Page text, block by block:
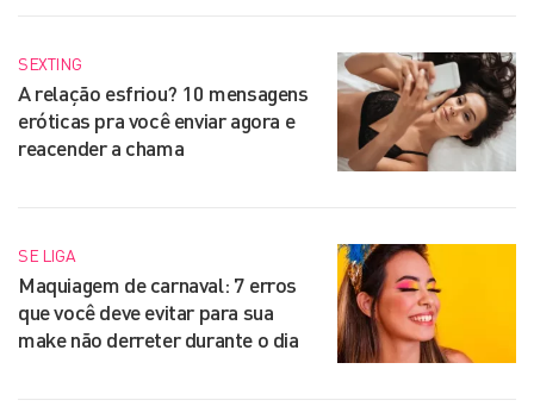
SEXTING
A relação esfriou? 10 mensagens
eróticas pra você enviar agora e
reacender a chama
SE LIGA
Maquiagem de carnaval: 7 erros
que você deve evitar para sua
make não derreter durante o dia